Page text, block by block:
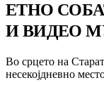
ЕТНО
И ВИДЕО
Во срцето на
несекојдневно